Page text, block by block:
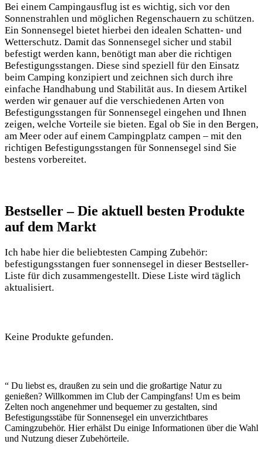
Bei einem Campingausflug ist es wichtig, sich vor den
Sonnenstrahlen und möglichen Regenschauern zu schützen.
Ein Sonnensegel bietet hierbei den idealen Schatten- und
Wetterschutz. Damit das Sonnensegel sicher und stabil
befestigt werden kann, benötigt man aber die richtigen
Befestigungsstangen. Diese sind speziell für den Einsatz
beim Camping konzipiert und zeichnen sich durch ihre
einfache Handhabung und Stabilität aus. In diesem Artikel
werden wir genauer auf die verschiedenen Arten von
Befestigungsstangen für Sonnensegel eingehen und Ihnen
zeigen, welche Vorteile sie bieten. Egal ob Sie in den Bergen,
am Meer oder auf einem Campingplatz campen – mit den
richtigen Befestigungsstangen für Sonnensegel sind Sie
bestens vorbereitet.
Bestseller – Die aktuell besten Produkte
auf dem Markt
Ich habe hier die beliebtesten Camping Zubehör:
befestigungsstangen fuer sonnensegel in dieser Bestseller-
Liste für dich zusammengestellt. Diese Liste wird täglich
aktualisiert.
Keine Produkte gefunden.
“ Du liebst es, draußen zu sein und die großartige Natur zu
genießen? Willkommen im Club der Campingfans! Um es beim
Zelten noch angenehmer und bequemer zu gestalten, sind
Befestigungsstäbe für Sonnensegel ein unverzichtbares
Camingzubehör. Hier erhälst Du einige Informationen über die Wahl
und Nutzung dieser Zubehörteile.